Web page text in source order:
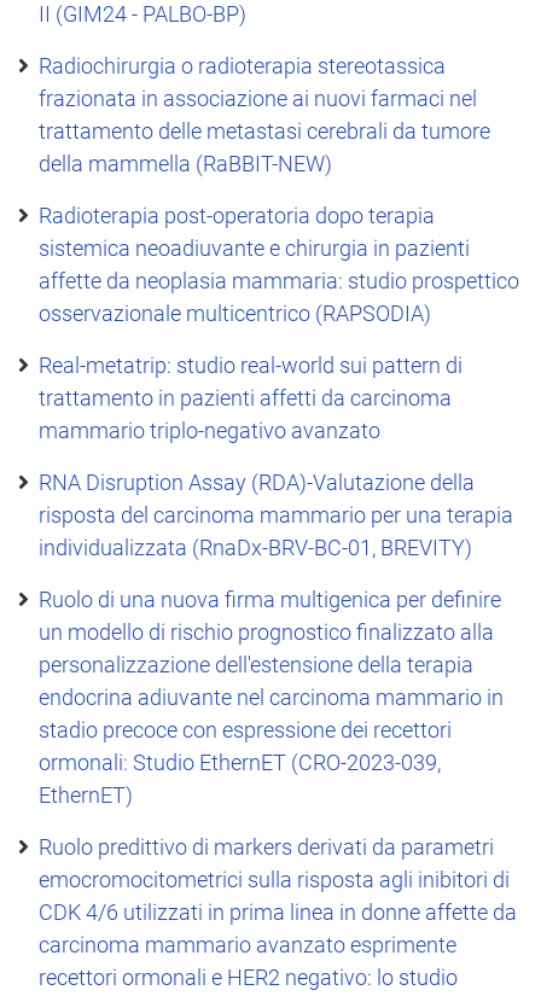
II (GIM24 - PALBO-BP)
Radiochirurgia o radioterapia stereotassica
frazionata in associazione ai nuovi farmaci nel
trattamento delle metastasi cerebrali da tumore
della mammella (RaBBIT-NEW)
Radioterapia post-operatoria dopo terapia
sistemica neoadiuvante e chirurgia in pazienti
affette da neoplasia mammaria: studio prospettico
osservazionale multicentrico (RAPSODIA)
Real-metatrip: studio real-world sui pattern di
trattamento in pazienti affetti da carcinoma
mammario triplo-negativo avanzato
RNA Disruption Assay (RDA)-Valutazione della
risposta del carcinoma mammario per una terapia
individualizzata (RnaDx-BRV-BC-01, BREVITY)
Ruolo di una nuova firma multigenica per definire
un modello di rischio prognostico finalizzato alla
personalizzazione dell'estensione della terapia
endocrina adiuvante nel carcinoma mammario in
stadio precoce con espressione dei recettori
ormonali: Studio EthernET (CRO-2023-039,
EthernET)
Ruolo predittivo di markers derivati da parametri
emocromocitometrici sulla risposta agli inibitori di
CDK 4/6 utilizzati in prima linea in donne affette da
carcinoma mammario avanzato esprimente
recettori ormonali e HER2 negativo: lo studio